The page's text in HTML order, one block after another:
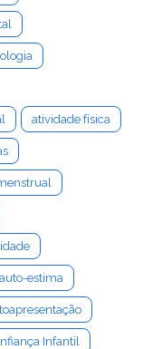
atividade física
auto-estima
Infantil